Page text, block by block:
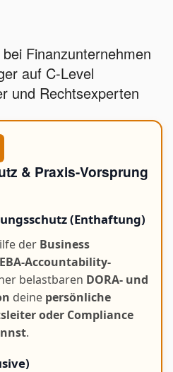
Finanzunternehmen
auf C-Level
und Rechtsexperten
& Praxis-Vorsprung
(Enthaftung)
der Business
EBA-Accountability-
belastbaren DORA- und
deine persönliche
oder Compliance
.